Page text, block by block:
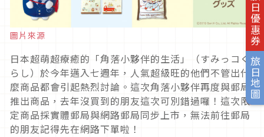
旅日優惠券
旅日地圖
圖片來源
日本超萌超療癒的「角落小夥伴的生活」（すみっコぐ
らし）於今年邁入七週年，人氣超級旺的他們不管出什
麼商品都會引起熱烈討論。這次角落小夥伴再度與郵局
推出商品，去年沒買到的朋友這次可別錯過囉！這次限
定商品採實體郵局與網路郵局同步上市，無法前往郵局
的朋友記得先在網路下單啦！